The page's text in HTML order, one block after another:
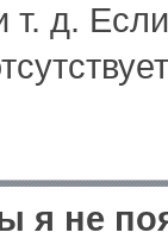
т. д.
я не